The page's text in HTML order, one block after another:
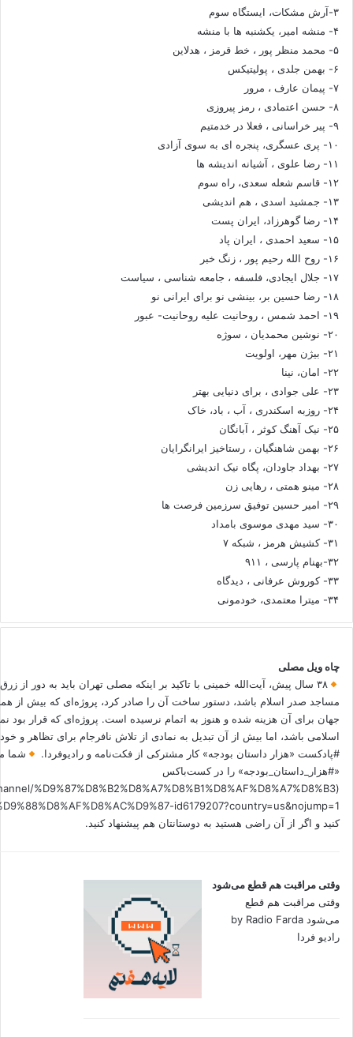
۳-آرش مشکات، ایستگاه سوم
۴- منشه امیر، یکشنبه ها با منشه
۵- محمد منظر پور ، خط قرمز ، هدلاین
۶- بهمن جلدی ، پولیتیکس
۷- پیمان عارف ، مرور
۸- حسن اعتمادی ، رمز پیروزی
۹- پیر خراسانی ، فعلا در خدمتیم
۱۰- پری عسگری، پنجره ای به سوی آزادی
۱۱- رضا علوی ، آشیانه اندیشه ها
۱۲- قاسم شعله سعدی، راه سوم
۱۳- جمشید اسدی ، هم اندیشی
۱۴- رضا گوهرزاد، ایران پست
۱۵- سعید احمدی ، ایران پاد
۱۶- روح الله رحیم پور ، زنگ خبر
۱۷- جلال ایجادی، فلسفه ، جامعه شناسی ، سیاست
۱۸- رضا حسین بر، بینشی نو برای ایرانی نو
۱۹- احمد شمس ، روحانیت علیه روحانیت- عبور
۲۰- نوشین محمدیان ، سوژه
۲۱- بیژن مهر، اولویت
۲۲- امان، نینا
۲۳- علی جوادی ، برای دنیایی بهتر
۲۴- روزبه اسکندری ، آب ، باد، خاک
۲۵- نیک آهنگ کوثر ، آبانگان
۲۶- بهمن شاهنگیان ، رستاخیز ایرانگرایان
۲۷- بهداد جاودان، پگاه نیک اندیشی
۲۸- مینو همتی ، رهایی زن
۲۹- امیر حسین توفیق سرزمین فرصت ها
۳۰- سید مهدی موسوی بامداد
۳۱- کشیش هرمز ، شبکه ۷
۳۲-بهنام پارسی ، ۹۱۱
۳۳- کوروش عرفانی ، دیدگاه
۳۴- میترا معتمدی، خودمونی
چاه ویل مصلی
۳۸ سال پیش، آیت‌الله خمینی با تاکید بر اینکه مصلی تهران باید به دور از
مساجد صدر اسلام باشد، دستور ساخت آن را صادر کرد، پروژه‌ای که بیش از
جهان برای آن هزینه شده و هنوز به اتمام نرسیده است. پروژه‌ای که قرار بود
اسلامی باشد، اما بیش از آن تبدیل به نمادی از تلاش نافرجام برای تظاهر و
#پادکست «هزار داستان بودجه» کار مشترکی از فکت‌نامه و رادیوفردا.
شما
«#هزار_داستان_بودجه» را در کست‌باکس
%D9%87%D8%B2%D8%A7%D8%B1%D8%AF%D8%A7%D8%B3
کنید و اگر از آن راضی هستید به دوستانتان هم پیشنهاد کنید.
وقتی مراقبت هم قطع می‌شود
وقتی مراقبت هم قطع
می‌شود by Radio Farda
رادیو فردا